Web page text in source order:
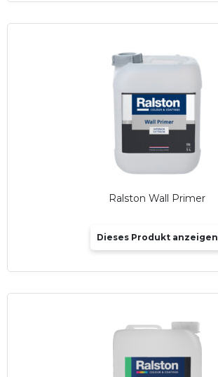
Ralston Wall Primer
Dieses Produkt anzeigen